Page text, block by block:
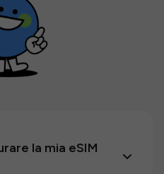
la mia eSIM